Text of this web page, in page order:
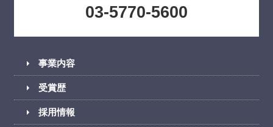
03-5770-5600
事業内容
受賞歴
採用情報